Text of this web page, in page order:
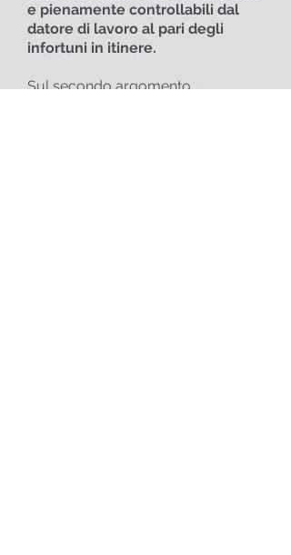
e pienamente controllabili dal
datore di lavoro al pari degli
infortuni in itinere.
Sul secondo argomento